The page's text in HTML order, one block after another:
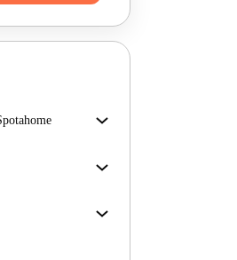
ver quais as
e quais terás de